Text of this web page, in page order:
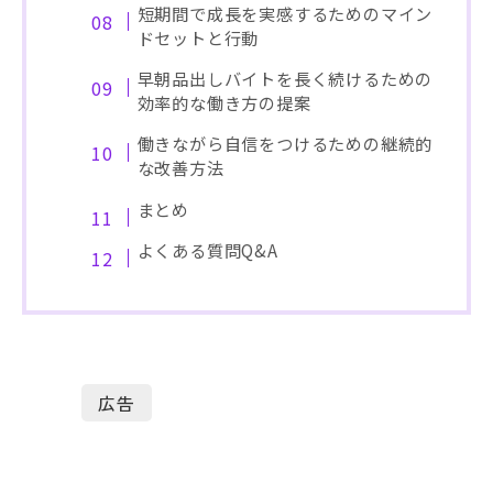
短期間で成長を実感するためのマイン
ドセットと行動
早朝品出しバイトを長く続けるための
効率的な働き方の提案
働きながら自信をつけるための継続的
な改善方法
まとめ
よくある質問Q&A
広告